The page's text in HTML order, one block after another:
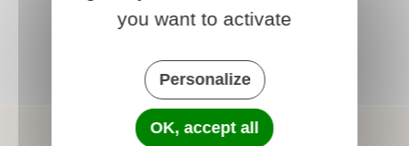
you want to activate
Personalize
OK, accept all